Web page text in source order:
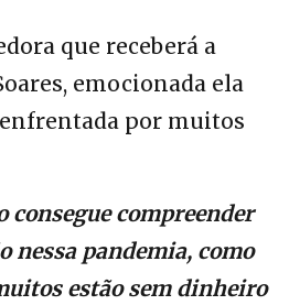
que receberá a
emocionada ela
por muitos
consegue compreender
nessa pandemia, como
estão sem dinheiro